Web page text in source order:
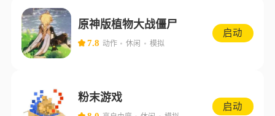
原神版植物大战僵尸
7.8 动作 休闲 模拟
启动
粉末游戏
启动